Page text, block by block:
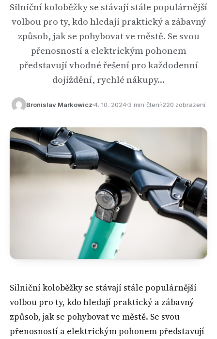
Silniční koloběžky se stávají stále populárnější
volbou pro ty, kdo hledají praktický a zábavný
způsob, jak se pohybovat ve městě. Se svou
přenosností a elektrickým pohonem
představují vhodné řešení pro každodenní
dojíždění, rychlé nákupy…
Bronislav Markowicz 4. 10. 2024 3 min čtení 220 zobrazení
Silniční koloběžky se stávají stále populárnější
volbou pro ty, kdo hledají praktický a zábavný
způsob, jak se pohybovat ve městě. Se svou
přenosností a elektrickým pohonem představují